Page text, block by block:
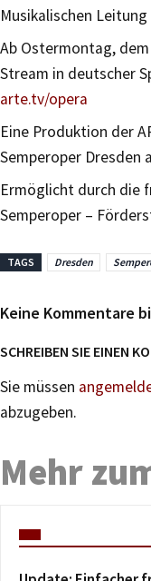
Musikalischen
Ab Ostermontag,
Stream in deutscher
arte.tv/opera
Eine Produktion der
Semperoper Dresden
Ermöglicht durch die
Semperoper –
TAGS Dresden
Keine Kommentare
SCHREIBEN SIE EINEN
Sie müssen
abzugeben.
Mehr